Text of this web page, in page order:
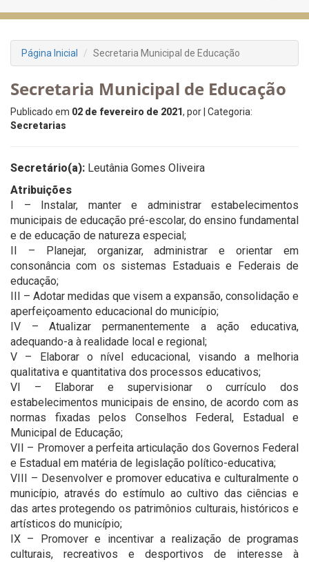
Página Inicial Secretaria Municipal de Educação
Secretaria Municipal de Educação
Publicado em 02 de fevereiro de 2021, por | Categoria:
Secretarias
Secretário(a): Leutânia Gomes Oliveira
Atribuições
I – Instalar, manter e administrar estabelecimentos
municipais de educação pré-escolar, do ensino fundamental
e de educação de natureza especial;
II – Planejar, organizar, administrar e orientar em
consonância com os sistemas Estaduais e Federais de
educação;
III – Adotar medidas que visem a expansão, consolidação e
aperfeiçoamento educacional do município;
IV – Atualizar permanentemente a ação educativa,
adequando-a à realidade local e regional;
V – Elaborar o nível educacional, visando a melhoria
qualitativa e quantitativa dos processos educativos;
VI – Elaborar e supervisionar o currículo dos
estabelecimentos municipais de ensino, de acordo com as
normas fixadas pelos Conselhos Federal, Estadual e
Municipal de Educação;
VII – Promover a perfeita articulação dos Governos Federal
e Estadual em matéria de legislação político-educativa;
VIII – Desenvolver e promover educativa e culturalmente o
município, através do estímulo ao cultivo das ciências e
das artes protegendo os patrimônios culturais, históricos e
artísticos do município;
IX – Promover e incentivar a realização de programas
culturais, recreativos e desportivos de interesse à